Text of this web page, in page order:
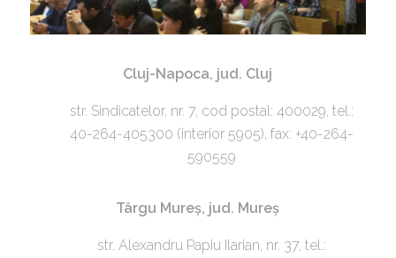
Cluj-Napoca, jud. Cluj
str. Sindicatelor, nr. 7, cod postal: 400029, tel.:
40-264-405300 (interior 5905), fax: +40-264-
590559
Târgu Mureș, jud. Mureș
str. Alexandru Papiu Ilarian, nr. 37, tel.: